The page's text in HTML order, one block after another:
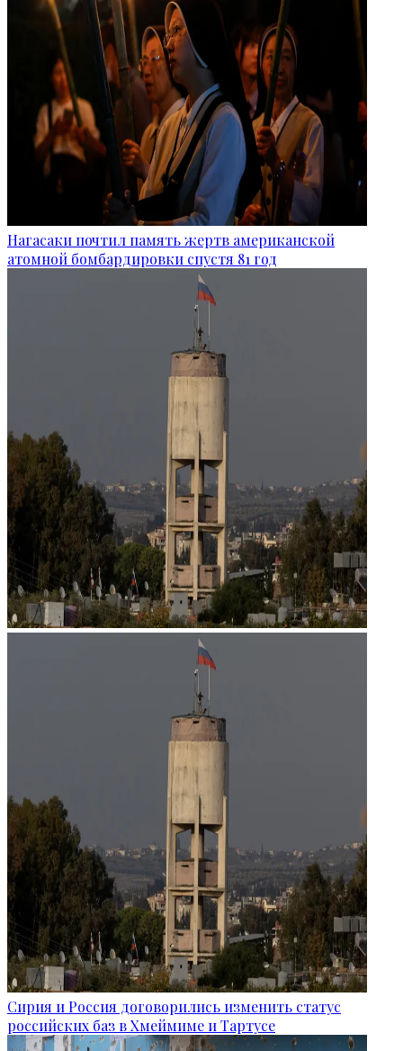
Нагасаки почтил память жертв американской
атомной бомбардировки спустя 81 год
Сирия и Россия договорились изменить статус
российских баз в Хмеймиме и Тартусе